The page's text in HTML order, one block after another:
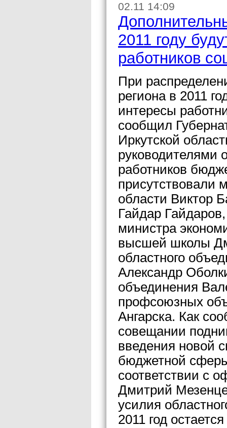
02.11 14:09
2011 году
работников
При
региона в 2011
интересы
сообщил
Иркутской
руководителями
работников
присутствовали
области Виктор
Гайдар
министра
высшей школы
областного
Александр
объединения
профсоюзных
Ангарска. Как
совещании
введения новой
бюджетной
соответствии с
Дмитрий
усилия
2011 год